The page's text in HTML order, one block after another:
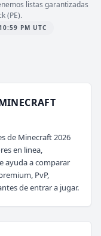
listas garantizadas
(PE).
PM UTC
de Minecraft 2026
en linea,
ayuda a comparar
PvP,
de entrar a jugar.